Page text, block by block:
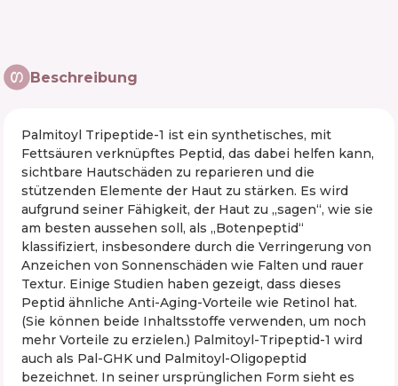
Beschreibung
Palmitoyl Tripeptide-1 ist ein synthetisches, mit
Fettsäuren verknüpftes Peptid, das dabei helfen kann,
sichtbare Hautschäden zu reparieren und die
stützenden Elemente der Haut zu stärken. Es wird
aufgrund seiner Fähigkeit, der Haut zu „sagen“, wie sie
am besten aussehen soll, als „Botenpeptid“
klassifiziert, insbesondere durch die Verringerung von
Anzeichen von Sonnenschäden wie Falten und rauer
Textur. Einige Studien haben gezeigt, dass dieses
Peptid ähnliche Anti-Aging-Vorteile wie Retinol hat.
(Sie können beide Inhaltsstoffe verwenden, um noch
mehr Vorteile zu erzielen.) Palmitoyl-Tripeptid-1 wird
auch als Pal-GHK und Palmitoyl-Oligopeptid
bezeichnet. In seiner ursprünglichen Form sieht es